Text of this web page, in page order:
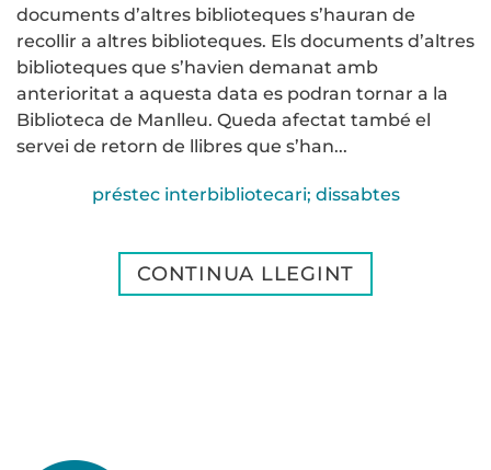
documents d’altres biblioteques s’hauran de
recollir a altres biblioteques. Els documents d’altres
biblioteques que s’havien demanat amb
anterioritat a aquesta data es podran tornar a la
Biblioteca de Manlleu. Queda afectat també el
servei de retorn de llibres que s’han...
préstec interbibliotecari; dissabtes
CONTINUA LLEGINT